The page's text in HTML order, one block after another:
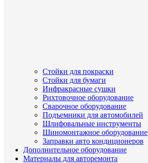
Стойки для покраски
Стойки для бумаги
Инфракрасные сушки
Рихтовочное оборудование
Сварочное оборудование
Подъемники для автомобилей
Шлифовальные инструменты
Шиномонтажное оборудование
Заправки авто кондиционеров
Дополнительное оборудование
Материалы для авторемонта